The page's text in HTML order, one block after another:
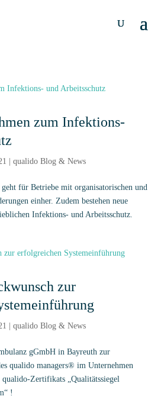
zum Infektions-
|qualido Blog & News
für Betriebe mit organisatorischen und
einher. Zudem bestehen neue
Infektions- und Arbeitsschutz.
zur
|qualido Blog & News
gGmbH in Bayreuth zur
qualido managers® im Unternehmen
qualido-Zertifikats „Qualitätssiegel
!